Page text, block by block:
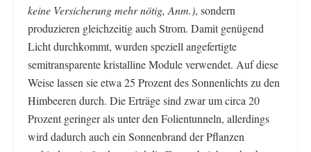
keine Versicherung mehr nötig, Anm.), sondern
produzieren gleichzeitig auch Strom. Damit genügend
Licht durchkommt, wurden speziell angefertigte
semitransparente kristalline Module verwendet. Auf diese
Weise lassen sie etwa 25 Prozent des Sonnenlichts zu den
Himbeeren durch. Die Erträge sind zwar um circa 20
Prozent geringer als unter den Folientunneln, allerdings
wird dadurch auch ein Sonnenbrand der Pflanzen